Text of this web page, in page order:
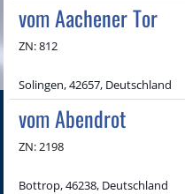
vom Aachener Tor
ZN: 812
Solingen, 42657, Deutschland
vom Abendrot
ZN: 2198
Bottrop, 46238, Deutschland